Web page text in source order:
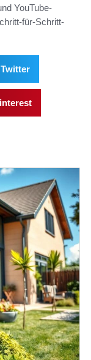
YouTube-
für-Schritt-
Twitter